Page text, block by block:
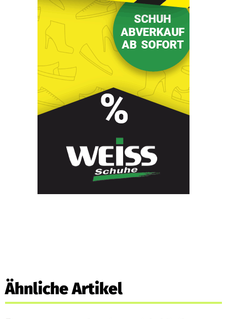
Ähnliche Artikel